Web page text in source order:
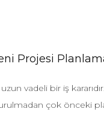
Projesi
vadeli bir iş
çok önceki